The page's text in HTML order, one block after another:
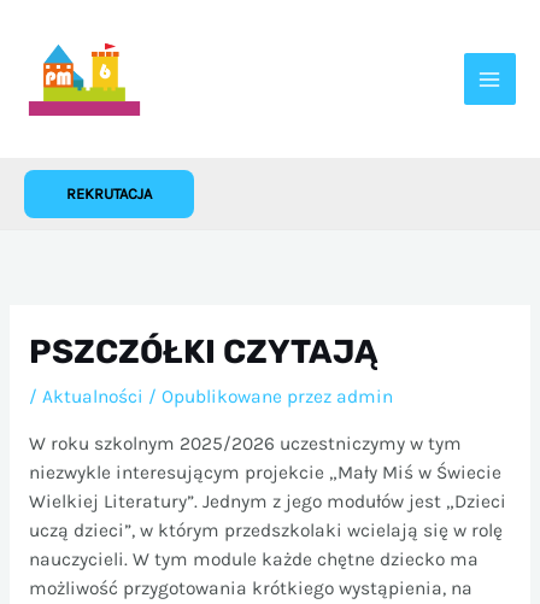
treści
REKRUTACJA
PSZCZÓŁKI CZYTAJĄ
/ Aktualności / Opublikowane przez admin
W roku szkolnym 2025/2026 uczestniczymy w tym
niezwykle interesującym projekcie „Mały Miś w Świecie
Wielkiej Literatury”. Jednym z jego modułów jest „Dzieci
uczą dzieci”, w którym przedszkolaki wcielają się w rolę
nauczycieli. W tym module każde chętne dziecko ma
możliwość przygotowania krótkiego wystąpienia, na